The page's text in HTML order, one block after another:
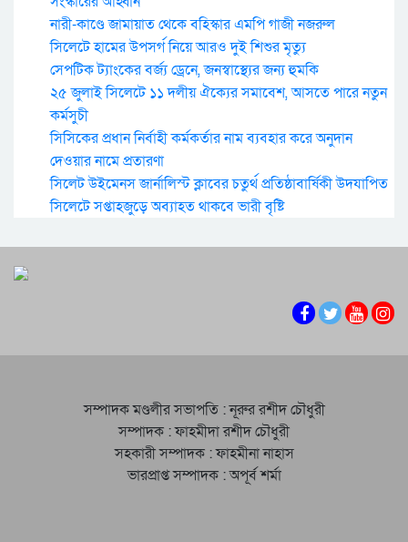
নারী-কাণ্ডে জামায়াত থেকে বহিস্কার এমপি গাজী নজরুল
সিলেটে হামের উপসর্গ নিয়ে আরও দুই শিশুর মৃত্যু
সেপটিক ট্যাংকের বর্জ্য ড্রেনে, জনস্বাস্থ্যের জন্য হুমকি
২৫ জুলাই সিলেটে ১১ দলীয় ঐক্যের সমাবেশ, আসতে পারে নতুন
কর্মসুচী
সিসিকের প্রধান নির্বাহী কর্মকর্তার নাম ব্যবহার করে অনুদান
দেওয়ার নামে প্রতারণা
সিলেট উইমেনস জার্নালিস্ট ক্লাবের চতুর্থ প্রতিষ্ঠাবার্ষিকী উদযাপিত
সিলেটে সপ্তাহজুড়ে অব্যাহত থাকবে ভারী বৃষ্টি
সম্পাদক মণ্ডলীর সভাপতি : নূরুর রশীদ চৌধুরী
সম্পাদক : ফাহমীদা রশীদ চৌধুরী
সহকারী সম্পাদক : ফাহমীনা নাহাস
ভারপ্রাপ্ত সম্পাদক : অপূর্ব শর্মা